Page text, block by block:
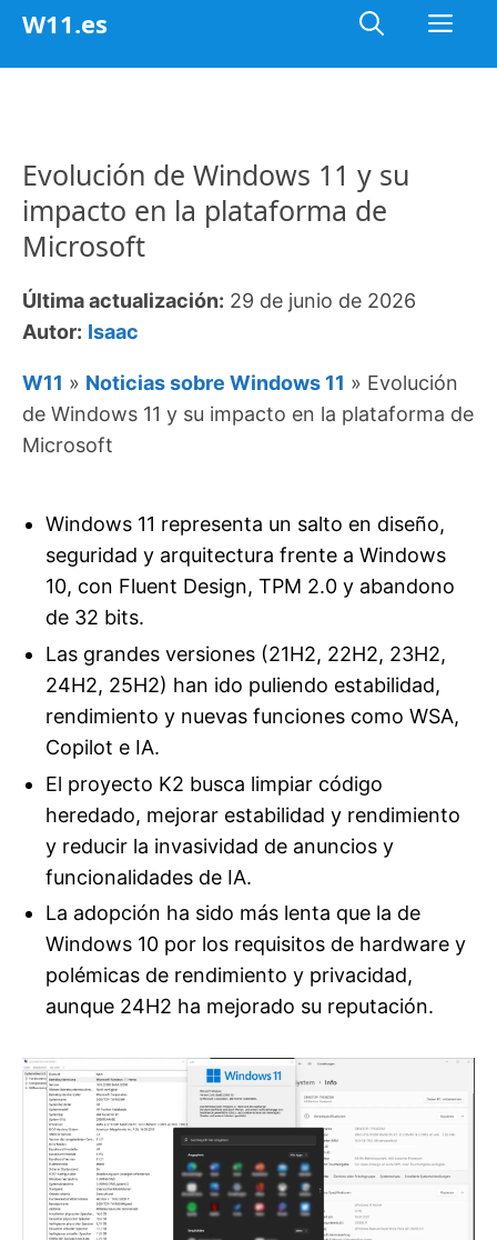
Saltar
W11.es
Evolución de Windows 11 y su
impacto en la plataforma de
Microsoft
Última actualización: 29 de junio de 2026
Autor: Isaac
W11 » Noticias sobre Windows 11 » Evolución
de Windows 11 y su impacto en la plataforma de
Microsoft
Windows 11 representa un salto en diseño,
seguridad y arquitectura frente a Windows
10, con Fluent Design, TPM 2.0 y abandono
de 32 bits.
Las grandes versiones (21H2, 22H2, 23H2,
24H2, 25H2) han ido puliendo estabilidad,
rendimiento y nuevas funciones como WSA,
Copilot e IA.
El proyecto K2 busca limpiar código
heredado, mejorar estabilidad y rendimiento
y reducir la invasividad de anuncios y
funcionalidades de IA.
La adopción ha sido más lenta que la de
Windows 10 por los requisitos de hardware y
polémicas de rendimiento y privacidad,
aunque 24H2 ha mejorado su reputación.